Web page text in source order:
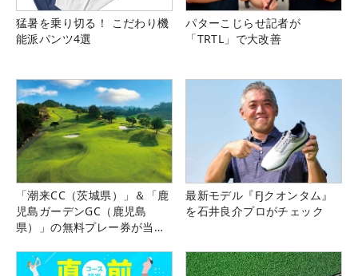
猛暑を乗り切る！ こだわり機
能派パンツ4選
パターこじらせ記者が
「TRTL」で大改善
「潮来CC（茨城県）」＆「鹿
児島ガーデンGC（鹿児島
県）」の無料プレー券が当た
最新モデル『FJクオンタム』
を石井良介プロがチェック